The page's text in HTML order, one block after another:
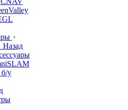
Назад
у